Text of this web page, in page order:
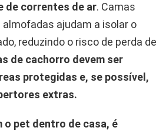
de correntes de ar. Camas
ajudam a isolar o
reduzindo o risco de perda de
de cachorro devem ser
protegidas e, se possível,
extras.
o pet dentro de casa, é